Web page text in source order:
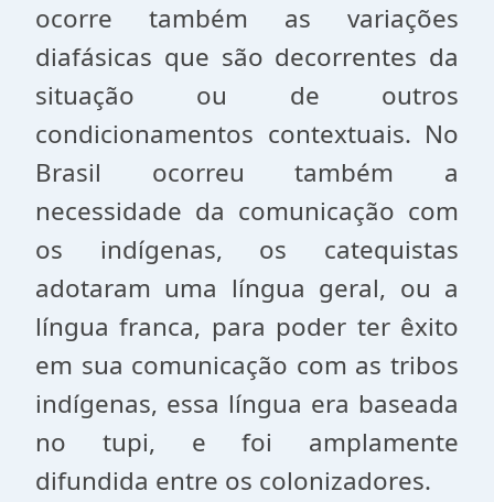
ocorre também as variações
diafásicas que são decorrentes da
situação ou de outros
condicionamentos contextuais. No
Brasil ocorreu também a
necessidade da comunicação com
os indígenas, os catequistas
adotaram uma língua geral, ou a
língua franca, para poder ter êxito
em sua comunicação com as tribos
indígenas, essa língua era baseada
no tupi, e foi amplamente
difundida entre os colonizadores.